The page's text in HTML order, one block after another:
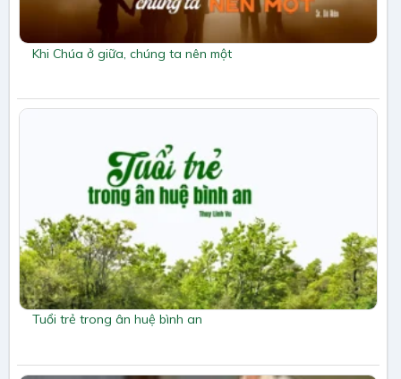
Khi Chúa ở giữa, chúng ta nên một
Tuổi trẻ trong ân huệ bình an